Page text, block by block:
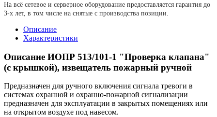
На всё сетевое и серверное оборудование предоставляется гарантия до
3-х лет, в том числе на снятые с производства позиции.
Описание
Характеристики
Описание ИОПР 513/101-1 "Проверка клапана"
(с крышкой), извещатель пожарный ручной
Предназначен для ручного включения сигнала тревоги в
системах охранной и охранно-пожарной сигнализации
предназначен для эксплуатации в закрытых помещениях или
на открытом воздухе под навесом.